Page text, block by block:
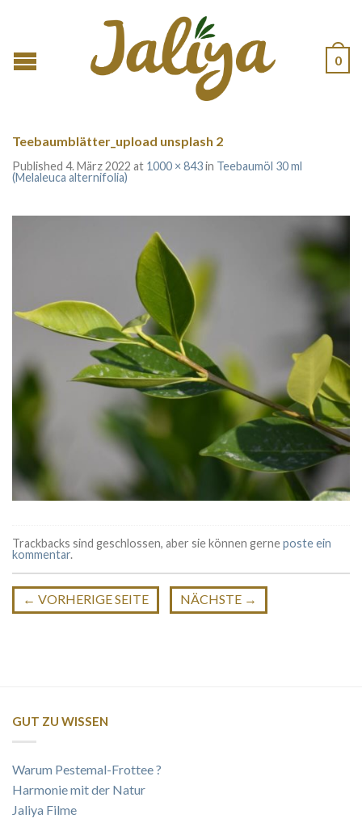
0
Teebaumblätter_upload unsplash 2
Published 4. März 2022 at 1000 × 843in Teebaumöl 30 ml
(Melaleuca alternifolia)
Trackbacks sind geschlossen, aber sie können gerneposte ein
kommentar.
← VORHERIGE SEITE NÄCHSTE →
GUT ZU WISSEN
Warum Pestemal-Frottee ?
Harmonie mit der Natur
Jaliya Filme